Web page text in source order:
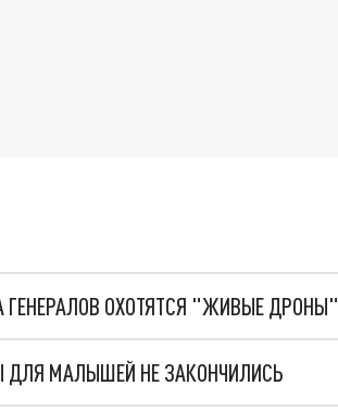
ГЕНЕРАЛОВ ОХОТЯТСЯ "ЖИВЫЕ ДРОНЫ"
ДЛЯ МАЛЫШЕЙ НЕ ЗАКОНЧИЛИСЬ